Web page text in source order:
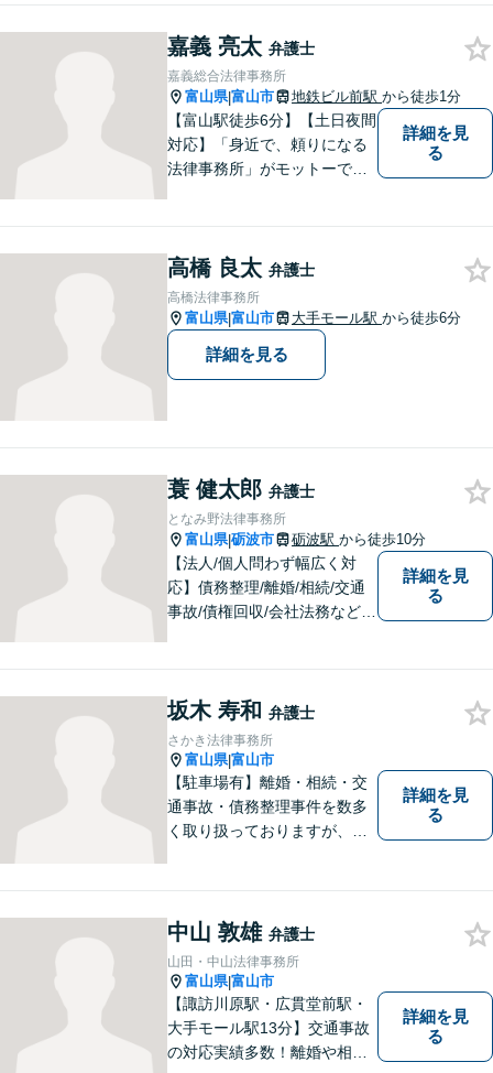
嘉義 亮太 弁護士
嘉義総合法律事務所
富山県|富山市 地鉄ビル前駅 から徒歩1分
【富山駅徒歩6分】【土日夜間
対応】「身近で、頼りになる
法律事務所」がモットーで
す。お悩みになる前に、ご相
談ください。【24Hメール受
付】
詳細を見
る
高橋 良太 弁護士
高橋法律事務所
富山県|富山市 大手モール駅 から徒歩6分
詳細を見る
蓑 健太郎 弁護士
となみ野法律事務所
富山県|砺波市 砺波駅 から徒歩10分
【法人/個人問わず幅広く対
応】債務整理/離婚/相続/交通
事故/債権回収/会社法務など幅
ますので、ぜひ一度ご相談く
ださい。【JR「砺波駅」10
分】
詳細を見
る
坂木 寿和 弁護士
さかき法律事務所
富山県|富山市
【駐車場有】離婚・相続・交
通事故・債務整理事件を数多
く取り扱っておりますが、そ
というお声をいただけるよう
に、誠実・丁寧を心がけ事件
に取り組んでいきたいと考え
ています。
詳細を見
る
中山 敦雄 弁護士
山田・中山法律事務所
富山県|富山市
【諏訪川原駅・広貫堂前駅・
大手モール駅13分】交通事故
の対応実績多数！離婚や相続
詳細を見
る